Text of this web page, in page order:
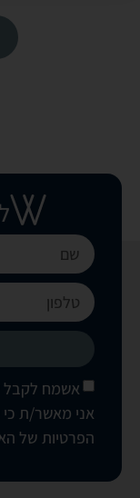
אשמח לקבל
אני מאשר/ת כי
הפרטיות של